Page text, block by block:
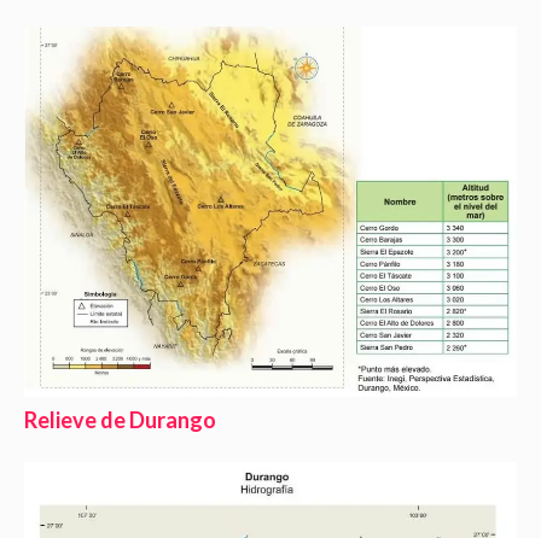
Relieve de Durango